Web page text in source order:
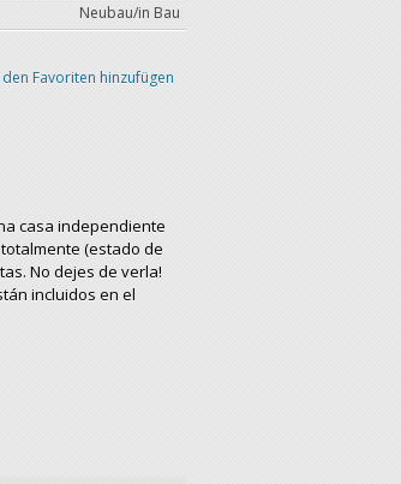
Neubau/in Bau
den Favoriten hinzufügen
casa independiente
(estado de
No dejes de verla!
incluidos en el